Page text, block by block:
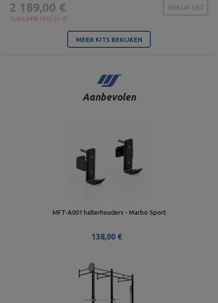
2 189,00 €
Sla30.24% (949,00 €)
BEKIJK SET
MEER KITS BEKIJKEN
Aanbevolen
MFT-A001 halterhouders - Marbo Sport
138,00 €